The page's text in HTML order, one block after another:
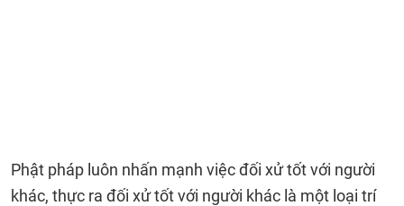
Phật pháp luôn nhấn mạnh việc đối xử tốt với người
khác, thực ra đối xử tốt với người khác là một loại trí